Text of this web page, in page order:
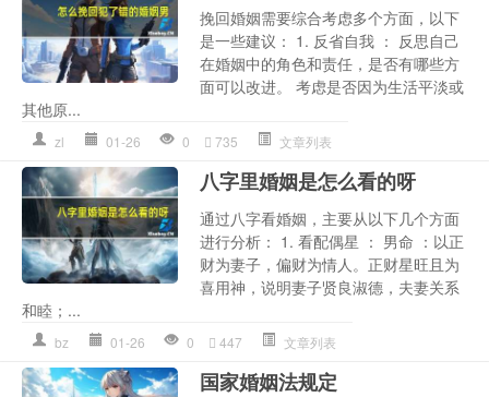
挽回婚姻需要综合考虑多个方面，以下
是一些建议： 1. 反省自我 ： 反思自己
在婚姻中的角色和责任，是否有哪些方
面可以改进。 考虑是否因为生活平淡或
其他原...
zl 01-26 0 735 文章列表
八字里婚姻是怎么看的呀
通过八字看婚姻，主要从以下几个方面
进行分析： 1. 看配偶星 ： 男命 ：以正
财为妻子，偏财为情人。正财星旺且为
喜用神，说明妻子贤良淑德，夫妻关系
和睦；...
bz 01-26 0 447 文章列表
国家婚姻法规定